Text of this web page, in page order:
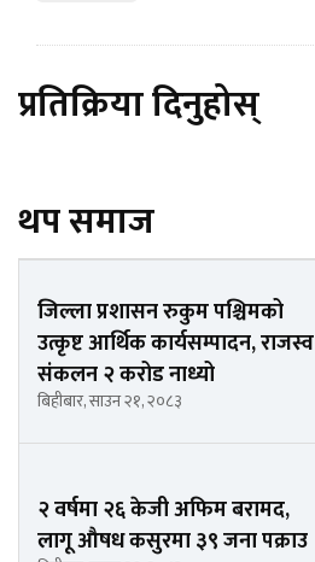
प्रतिक्रिया दिनुहोस्
थप समाज
जिल्ला प्रशासन रुकुम पश्चिमको
उत्कृष्ट आर्थिक कार्यसम्पादन, राजस्व
संकलन २ करोड नाध्यो
बिहीबार, साउन २१, २०८३
२ वर्षमा २६ केजी अफिम बरामद,
लागू औषध कसुरमा ३९ जना पक्राउ